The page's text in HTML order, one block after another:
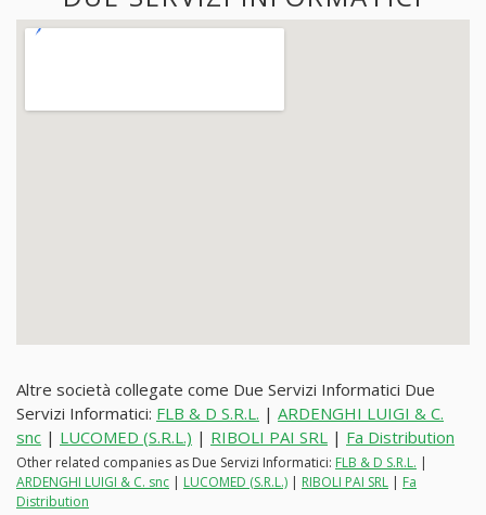
Altre società collegate come Due Servizi Informatici Due
Servizi Informatici: FLB & D S.R.L. | ARDENGHI LUIGI & C.
snc | LUCOMED (S.R.L.) | RIBOLI PAI SRL | Fa Distribution
Other related companies as Due Servizi Informatici: FLB & D S.R.L. |
ARDENGHI LUIGI & C. snc | LUCOMED (S.R.L.) | RIBOLI PAI SRL | Fa
Distribution